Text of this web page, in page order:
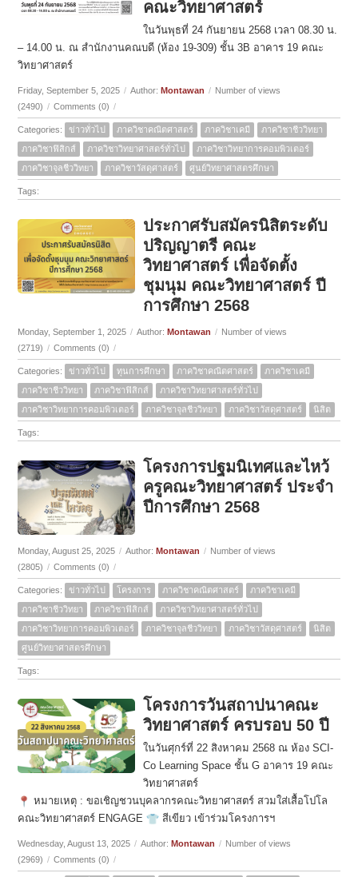
คณะวิทยาศาสตร์
ในวันพุธที่ 24 กันยายน 2568 เวลา 08.30 น.
– 14.00 น. ณ สำนักงานคณบดี (ห้อง 19-309) ชั้น 3B อาคาร 19 คณะ
วิทยาศาสตร์
Friday, September 5, 2025 / Author:Montawan / Number of views
(2490) / Comments (0) /
Categories: ข่าวทั่วไป ภาควิชาคณิตศาสตร์ ภาควิชาเคมี
ภาควิชาชีววิทยา
ภาควิชาฟิสิกส์
ภาควิชาวิทยาศาสตร์ทั่วไป
ภาควิชาวิทยาการคอมพิวเตอร์
ภาควิชาจุลชีววิทยา
ภาควิชาวัสดุศาสตร์ ศูนย์วิทยาศาสตรศึกษา
Tags:
ประกาศรับสมัครนิสิตระดับ
ปริญญาตรี คณะ
วิทยาศาสตร์ เพื่อจัดตั้ง
ชุมนุม คณะวิทยาศาสตร์ ปี
การศึกษา 2568
Monday, September 1, 2025 / Author:Montawan / Number of views
(2719) / Comments (0) /
Categories: ข่าวทั่วไป ทุนการศึกษา ภาควิชาคณิตศาสตร์
ภาควิชาเคมี
ภาควิชาชีววิทยา
ภาควิชาฟิสิกส์
ภาควิชาวิทยาศาสตร์ทั่วไป
ภาควิชาวิทยาการคอมพิวเตอร์
ภาควิชาจุลชีววิทยา ภาควิชาวัสดุศาสตร์ นิสิต
Tags:
โครงการปฐมนิเทศและไหว้
ครูคณะวิทยาศาสตร์ ประจำ
ปีการศึกษา 2568
Monday, August 25, 2025 / Author:Montawan / Number of views
(2805) / Comments (0) /
Categories: ข่าวทั่วไป โครงการ ภาควิชาคณิตศาสตร์
ภาควิชาเคมี
ภาควิชาชีววิทยา
ภาควิชาฟิสิกส์
ภาควิชาวิทยาศาสตร์ทั่วไป
ภาควิชาวิทยาการคอมพิวเตอร์
ภาควิชาจุลชีววิทยา ภาควิชาวัสดุศาสตร์
นิสิต
ศูนย์วิทยาศาสตรศึกษา
Tags:
โครงการวันสถาปนาคณะ
วิทยาศาสตร์ ครบรอบ 50 ปี
ในวันศุกร์ที่ 22 สิงหาคม 2568 ณ ห้อง SCI-
Co Learning Space ชั้น G อาคาร 19 คณะ
วิทยาศาสตร์
หมายเหตุ : ขอเชิญชวนบุคลากรคณะวิทยาศาสตร์ สวมใส่เสื้อโปโล
คณะวิทยาศาสตร์ ENGAGE
สีเขียว เข้าร่วมโครงการฯ
Wednesday, August 13, 2025 / Author:Montawan / Number of views
(2969) / Comments (0) /